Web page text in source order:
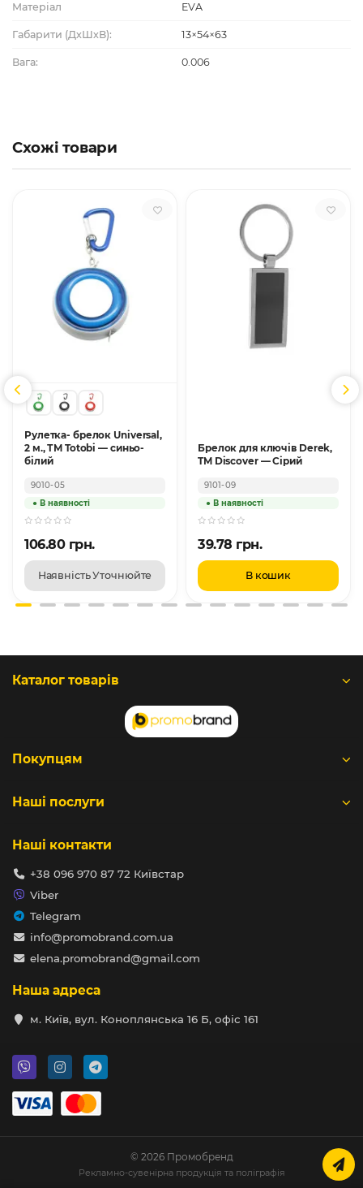
Матеріал EVA
Габарити (ДхШхВ): 13×54×63
Вага: 0.006
Схожі товари
Рулетка- брелок Universal,
2 м., ТМ Totobi — синьо-
білий
9010-05
106.80 грн.
Наявність Уточнюйте
Брелок для ключів Derek,
TM Discover — Сірий
9101-09
39.78 грн.
В кошик
Каталог товарів
Покупцям
Наші послуги
Наші контакти
+38 096 970 87 72 Київстар
Viber
Telegram
info@promobrand.com.ua
elena.promobrand@gmail.com
Наша адреса
м. Київ, вул. Коноплянська 16 Б, офіс 161
© 2026 Промобренд
Рекламно-сувенірна продукція та поліграфія